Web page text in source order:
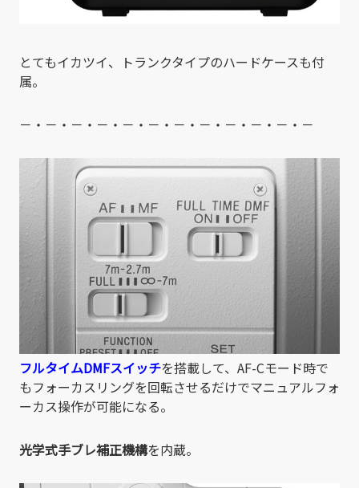
とてもイカツイ、トランクタイプのハードケースも付
属。
－・－・－・－・－・－・－・－・－・－・－・－
フルタイムDMFスイッチを搭載して、AF-Cモード時で
もフォーカスリングを回転させるだけでマニュアルフォ
ーカス操作が可能になる。
光学式手ブレ補正機構を内蔵。